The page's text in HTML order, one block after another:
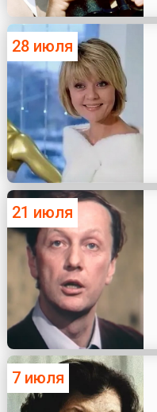
28 июля
21 июля
7 июля